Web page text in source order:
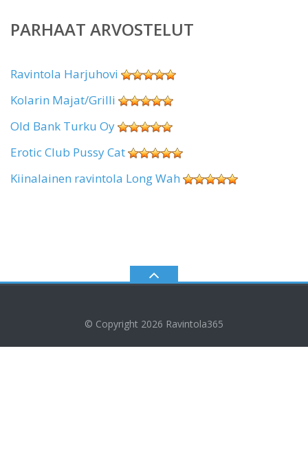
PARHAAT ARVOSTELUT
Ravintola Harjuhovi
Kolarin Majat/Grilli
Old Bank Turku Oy
Erotic Club Pussy Cat
Kiinalainen ravintola Long Wah
© Copyright 2026 Ravintola365